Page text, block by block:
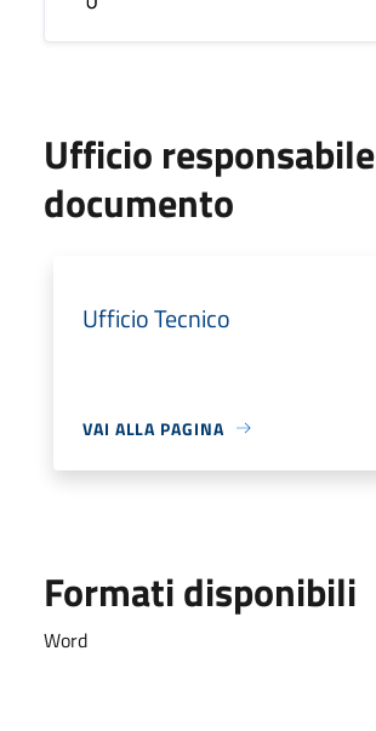
Ufficio
documento
Ufficio Tecnico
VAI ALLA PAGINA
Formati disponibili
Word